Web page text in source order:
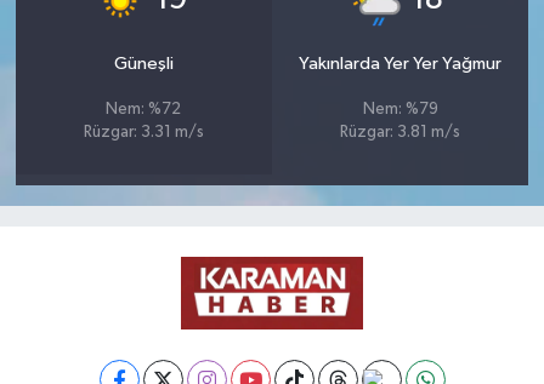
Güneşli
Nem: %72
Rüzgar: 3.31 m/s
Yakınlarda Yer Yer Yağmur
Nem: %79
Rüzgar: 3.81 m/s